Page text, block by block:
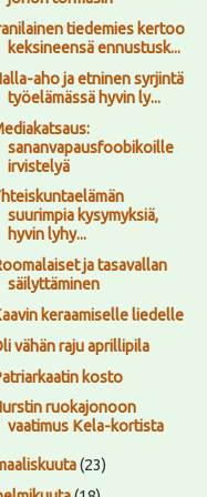
tiedemies kertoo
keksineensä ennustusk...
aho ja etninen syrjintä
työelämässä hyvin ly...
sananvapausfoobikoille
irvistelyä
suurimpia kysymyksiä,
hyvin lyhy...
ja tasavallan
säilyttäminen
keraamiselle liedelle
vähän raju aprillipila
kosto
ruokajonoon
vaatimus Kela-kortista
(23)